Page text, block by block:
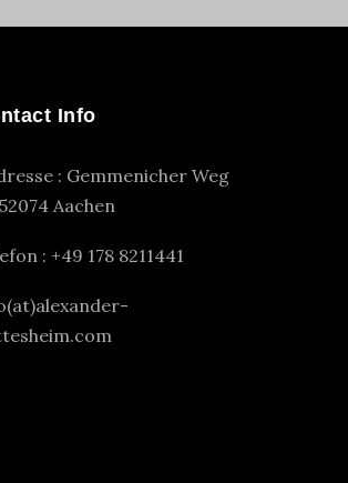
Info
: Gemmenicher Weg
Aachen
: +49 178 8211441